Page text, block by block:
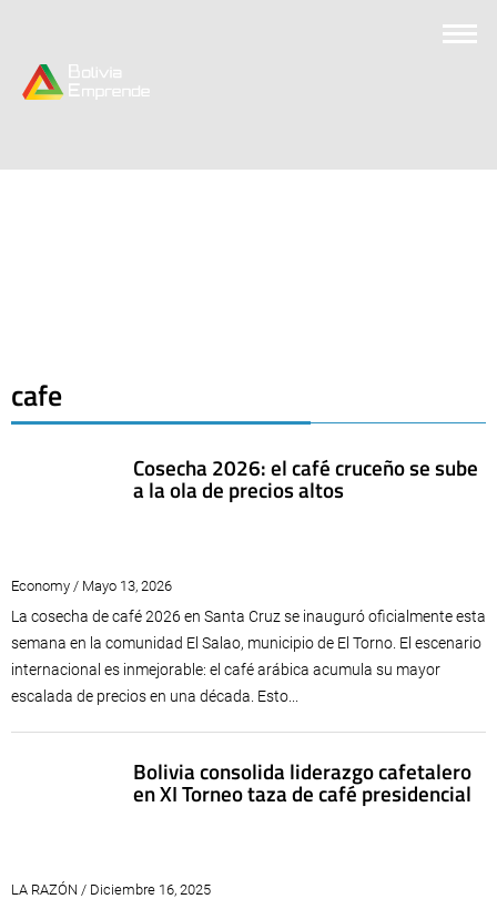
cafe
Cosecha 2026: el café cruceño se sube
a la ola de precios altos
Economy / Mayo 13, 2026
La cosecha de café 2026 en Santa Cruz se inauguró oficialmente esta
semana en la comunidad El Salao, municipio de El Torno. El escenario
internacional es inmejorable: el café arábica acumula su mayor
escalada de precios en una década. Esto...
Bolivia consolida liderazgo cafetalero
en XI Torneo taza de café presidencial
LA RAZÓN / Diciembre 16, 2025